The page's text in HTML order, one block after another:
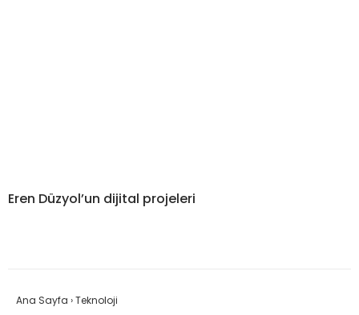
Eren Düzyol’un dijital projeleri
Ana Sayfa ›Teknoloji